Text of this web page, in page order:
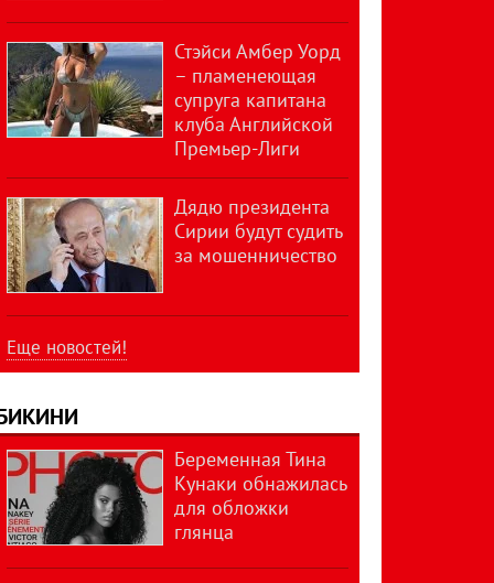
Стэйси Амбер Уорд
– пламенеющая
супруга капитана
клуба Английской
Премьер-Лиги
Дядю президента
Сирии будут судить
за мошенничество
Еще новостей!
Беременная Тина
Кунаки обнажилась
для обложки
глянца